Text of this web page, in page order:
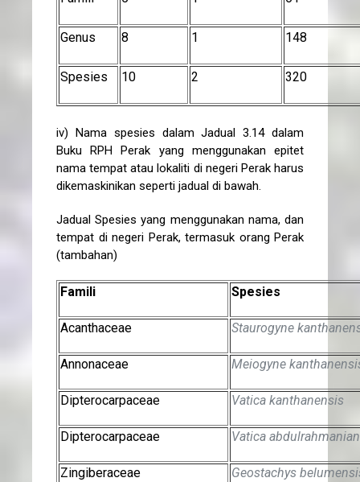
Genus 8 1 148
Spesies 10 2 320
iv) Nama spesies dalam Jadual 3.14 dalam
Buku RPH Perak yang menggunakan epitet
nama tempat atau lokaliti di negeri Perak harus
dikemaskinikan seperti jadual di bawah.
Jadual Spesies yang menggunakan nama, dan
tempat di negeri Perak, termasuk orang Perak
(tambahan)
Famili Spesies
Acanthaceae Staurogyne
Annonaceae Meiogyne
Dipterocarpaceae Vatica kanthanensis
Dipterocarpaceae Vatica
Zingiberaceae Geostachys